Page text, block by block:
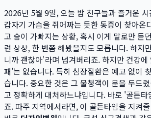
2026년 5월 9일, 오늘 밤 친구들과 즐거운
갑자기 가슴을 쥐어짜는 듯한 통증이 찾아온
고 숨이 가빠지는 상황, 혹시 이게 말로만 듣
런 상상, 한 번쯤 해봤을지도 모릅니다. 하지
니까 괜찮아'라며 넘겨버리죠. 하지만 건강
패'는 없습니다. 특히 심장질환은 예고 없이
습니다. 중요한 것은 그 불청객이 문을 두드
고 정확하게 대처하느냐입니다. 바로 '골든
죠. 파주 지역에서라면, 이 골든타임을 지켜